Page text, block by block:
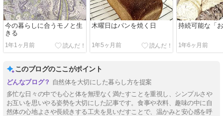
今の暮らしに合うモノと生
きる
1年1ヶ月前
木曜日はパンを焼く日
1年5ヶ月前
持続可能な「
1年6ヶ月前
このブログのここがポイント
自然体を大切にした暮らし方を提案
多忙な日々の中でも心と体を無理なく満たすことを重視し、シンプルさや
お互いを思いやる姿勢を大切にした記事です。食事や衣料、趣味の中に自
然体の心地よさや長続きする工夫を見いだすことで、温かみと安心感を呼